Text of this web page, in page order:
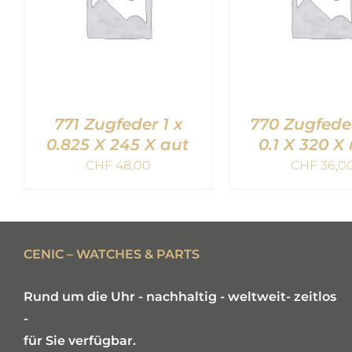
771 Zugfeder 1 x
0.825 X 245 X aut
CHF48,00
770
0.1 X 320
CHF
CENIC – WATCHES & PARTS
Rund um die Uhr - nachhaltig - weltweit- zeitlos
-
für Sie verfügbar.